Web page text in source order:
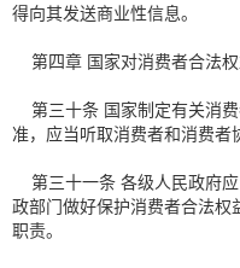
得向其发送商业性信息。
第四章 国家对消费者合法权
第三十条 国家制定有关消
准，应当听取消费者和消费者
第三十一条 各级人民政府
政部门做好保护消费者合法权
职责。